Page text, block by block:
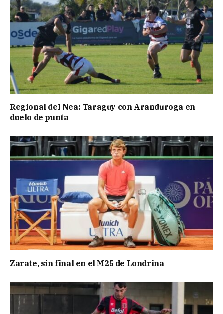
Regional del Nea: Taraguy con Aranduroga en
duelo de punta
Zarate, sin final en el M25 de Londrina